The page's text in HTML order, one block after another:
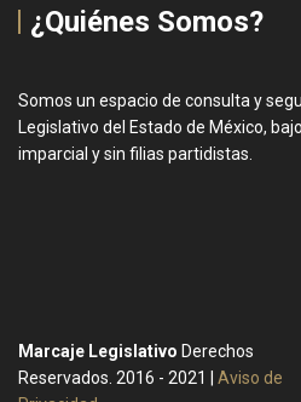
¿Quiénes Somos?
Somos un espacio de consulta y
Legislativo del Estado de México,
imparcial y sin filias partidistas.
Marcaje Legislativo Derechos
Reservados. 2016 - 2021 | Aviso de